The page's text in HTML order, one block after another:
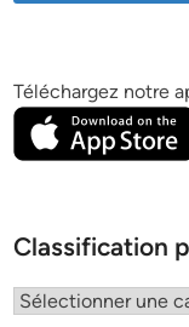
Téléchargez notre
Classification
Classification